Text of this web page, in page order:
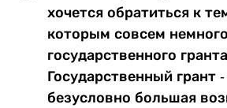
хочется обратиться к
которым совсем
государственного
Государственный грант -
безусловно большая